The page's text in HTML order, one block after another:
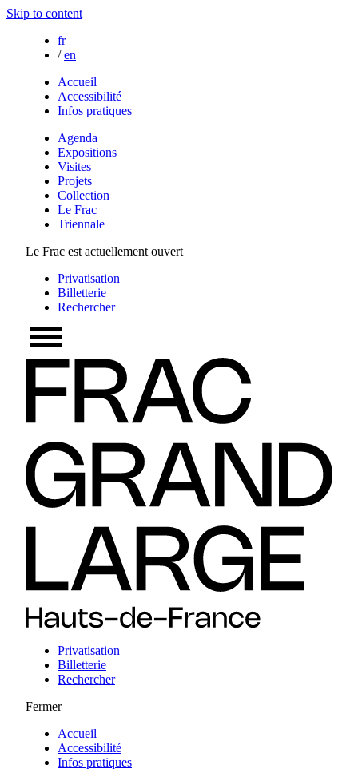
Skip to content
fr
/ en
Accueil
Accessibilité
Infos pratiques
Agenda
Expositions
Visites
Projets
Collection
Le Frac
Triennale
Le Frac est actuellement ouvert
Privatisation
Billetterie
Rechercher
Privatisation
Billetterie
Rechercher
Fermer
Accueil
Accessibilité
Infos pratiques